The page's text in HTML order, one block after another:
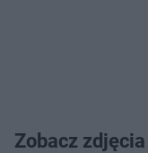
Zobacz